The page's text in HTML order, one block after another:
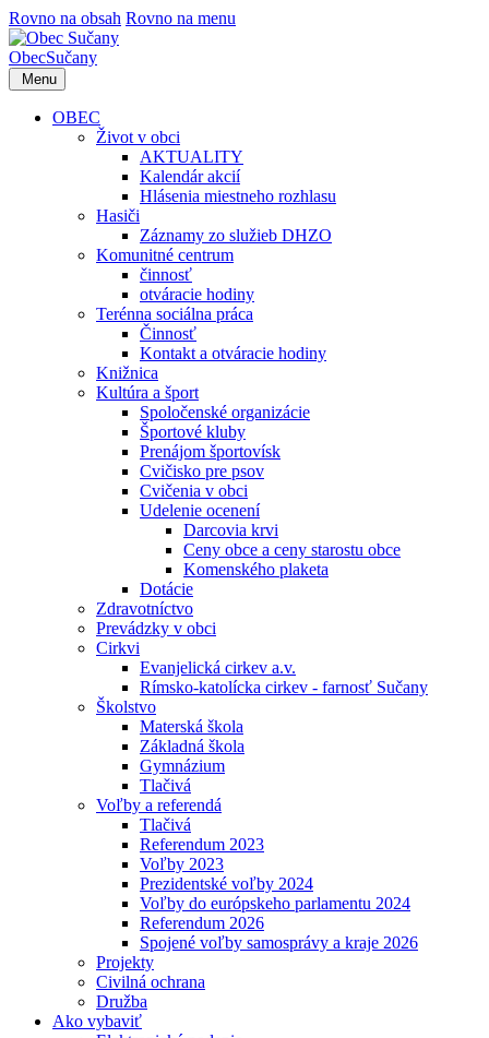
Rovno na obsah Rovno na menu
ObecSučany
Menu
OBEC
Život v obci
AKTUALITY
Kalendár akcií
Hlásenia miestneho rozhlasu
Hasiči
Záznamy zo služieb DHZO
Komunitné centrum
činnosť
otváracie hodiny
Terénna sociálna práca
Činnosť
Kontakt a otváracie hodiny
Knižnica
Kultúra a šport
Spoločenské organizácie
Športové kluby
Prenájom športovísk
Cvičisko pre psov
Cvičenia v obci
Udelenie ocenení
Darcovia krvi
Ceny obce a ceny starostu obce
Komenského plaketa
Dotácie
Zdravotníctvo
Prevádzky v obci
Cirkvi
Evanjelická cirkev a.v.
Rímsko-katolícka cirkev - farnosť Sučany
Školstvo
Materská škola
Základná škola
Gymnázium
Tlačivá
Voľby a referendá
Tlačivá
Referendum 2023
Voľby 2023
Prezidentské voľby 2024
Voľby do európskeho parlamentu 2024
Referendum 2026
Spojené voľby samosprávy a kraje 2026
Projekty
Civilná ochrana
Družba
Ako vybaviť